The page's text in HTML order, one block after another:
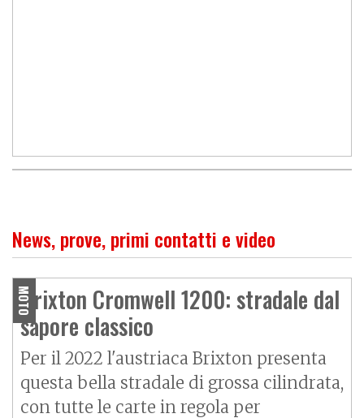
News, prove, primi contatti e video
MOTO
Brixton Cromwell 1200: stradale dal
sapore classico
Per il 2022 l'austriaca Brixton presenta
questa bella stradale di grossa cilindrata,
con tutte le carte in regola per